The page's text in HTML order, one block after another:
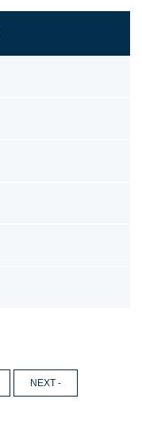
NEXT -